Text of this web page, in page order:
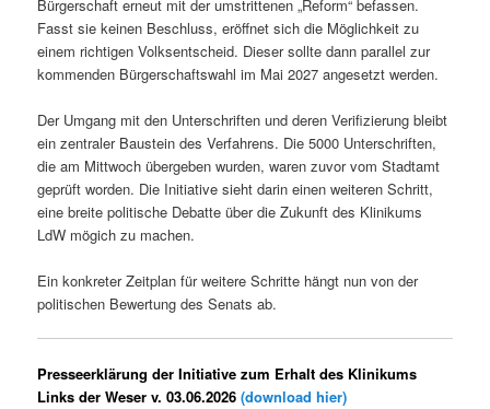
Bürgerschaft erneut mit der umstrittenen „Reform“ befassen.
Fasst sie keinen Beschluss, eröffnet sich die Möglichkeit zu
einem richtigen Volksentscheid. Dieser sollte dann parallel zur
kommenden Bürgerschaftswahl im Mai 2027 angesetzt werden.
Der Umgang mit den Unterschriften und deren Verifizierung bleibt
ein zentraler Baustein des Verfahrens. Die 5000 Unterschriften,
die am Mittwoch übergeben wurden, waren zuvor vom Stadtamt
geprüft worden. Die Initiative sieht darin einen weiteren Schritt,
eine breite politische Debatte über die Zukunft des Klinikums
LdW mögich zu machen.
Ein konkreter Zeitplan für weitere Schritte hängt nun von der
politischen Bewertung des Senats ab.
Presseerklärung der Initiative zum Erhalt des Klinikums
Links der Weser v. 03.06.2026(download hier)